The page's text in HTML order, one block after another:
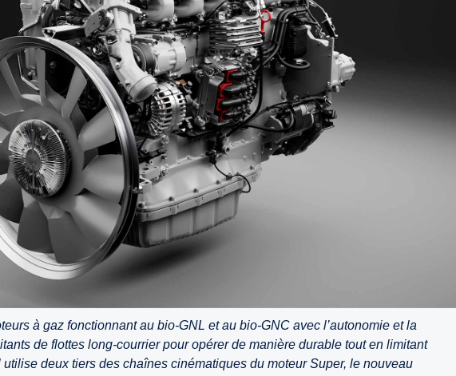
à gaz fonctionnant au bio-GNL et au bio-GNC avec l’autonomie et la
de flottes long-courrier pour opérer de manière durable tout en limitant
utilise deux tiers des chaînes cinématiques du moteur Super, le nouveau